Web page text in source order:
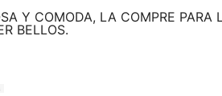
Y COMODA, LA COMPRE
BELLOS.